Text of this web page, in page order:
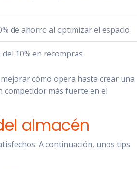
de ahorro al optimizar el espacio
10% en recompras
cómo opera hasta crear una
competidor más fuerte en el
almacén
A continuación, unos tips